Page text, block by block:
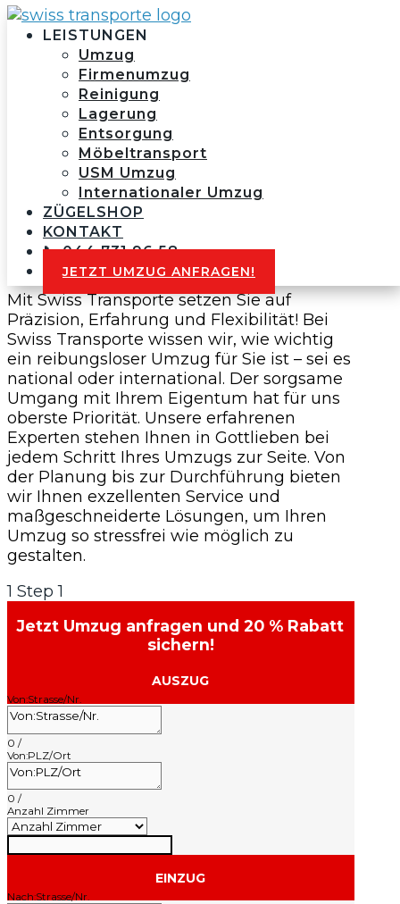
LEISTUNGEN
Umzug
Firmenumzug
Reinigung
Lagerung
Entsorgung
Möbeltransport
USM Umzug
Internationaler Umzug
ZÜGELSHOP
KONTAKT
📞 044 731 96 58
JETZT UMZUG ANFRAGEN!
Umzüge Gottlieben
Die Suche nach einer vertrauenswürdigen
Umzugsfirma in Gottlieben kann eine
echte Herausforderung sein.
Mit Swiss Transporte setzen Sie auf
Präzision, Erfahrung und Flexibilität! Bei
Swiss Transporte wissen wir, wie wichtig
ein reibungsloser Umzug für Sie ist – sei es
national oder international. Der sorgsame
Umgang mit Ihrem Eigentum hat für uns
oberste Priorität. Unsere erfahrenen
Experten stehen Ihnen in Gottlieben bei
jedem Schritt Ihres Umzugs zur Seite. Von
der Planung bis zur Durchführung bieten
wir Ihnen exzellenten Service und
maßgeschneiderte Lösungen, um Ihren
Umzug so stressfrei wie möglich zu
gestalten.
1 Step 1
Jetzt Umzug anfragen und 20 % Rabatt
sichern!
AUSZUG
Von:Strasse/Nr.
0 /
Von:PLZ/Ort
0 /
Anzahl Zimmer
EINZUG
Nach:Strasse/Nr.